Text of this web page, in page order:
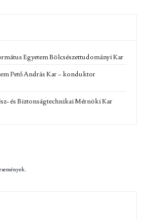
Egyetem Bölcsészettudományi Kar
Pető András Kar – konduktor
és Biztonságtechnikai Mérnöki Kar